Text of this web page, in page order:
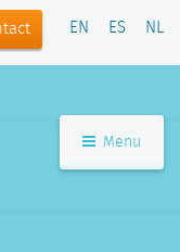
EN ES NL
Menu